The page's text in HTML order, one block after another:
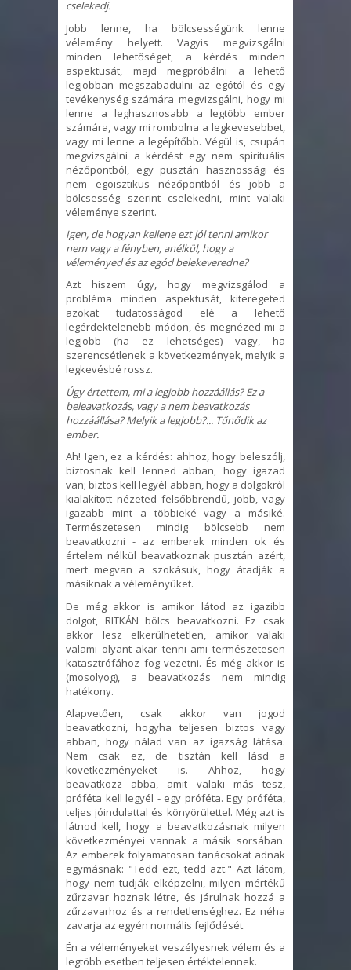
cselekedj.
Jobb lenne, ha bölcsességünk lenne
vélemény helyett. Vagyis megvizsgálni
minden lehetőséget, a kérdés minden
aspektusát, majd megpróbálni a lehető
legjobban megszabadulni az egótól és egy
tevékenység számára megvizsgálni, hogy mi
lenne a leghasznosabb a legtöbb ember
számára, vagy mi rombolna a legkevesebbet,
vagy mi lenne a legépítőbb. Végül is, csupán
megvizsgálni a kérdést egy nem spirituális
nézőpontból, egy pusztán hasznossági és
nem egoisztikus nézőpontból és jobb a
bölcsesség szerint cselekedni, mint valaki
véleménye szerint.
Igen, de hogyan kellene ezt jól tenni amikor
nem vagy a fényben, anélkül, hogy a
véleményed és az egód belekeveredne?
Azt hiszem úgy, hogy megvizsgálod a
probléma minden aspektusát, kiteregeted
azokat tudatosságod elé a lehető
legérdektelenebb módon, és megnézed mi a
legjobb (ha ez lehetséges) vagy, ha
szerencsétlenek a következmények, melyik a
legkevésbé rossz.
Úgy értettem, mi a legjobb hozzáállás? Ez a
beleavatkozás, vagy a nem beavatkozás
hozzáállása? Melyik a legjobb?... Tűnődik az
ember.
Ah! Igen, ez a kérdés: ahhoz, hogy beleszólj,
biztosnak kell lenned abban, hogy igazad
van; biztos kell legyél abban, hogy a dolgokról
kialakított nézeted felsőbbrendű, jobb, vagy
igazabb mint a többieké vagy a másiké.
Természetesen mindig bölcsebb nem
beavatkozni - az emberek minden ok és
értelem nélkül beavatkoznak pusztán azért,
mert megvan a szokásuk, hogy átadják a
másiknak a véleményüket.
De még akkor is amikor látod az igazibb
dolgot, RITKÁN bölcs beavatkozni. Ez csak
akkor lesz elkerülhetetlen, amikor valaki
valami olyant akar tenni ami természetesen
katasztrófához fog vezetni. És még akkor is
(mosolyog), a beavatkozás nem mindig
hatékony.
Alapvetően, csak akkor van jogod
beavatkozni, hogyha teljesen biztos vagy
abban, hogy nálad van az igazság látása.
Nem csak ez, de tisztán kell lásd a
következményeket is. Ahhoz, hogy
beavatkozz abba, amit valaki más tesz,
próféta kell legyél - egy próféta. Egy próféta,
teljes jóindulattal és könyörülettel. Még azt is
látnod kell, hogy a beavatkozásnak milyen
következményei vannak a másik sorsában.
Az emberek folyamatosan tanácsokat adnak
egymásnak: "Tedd ezt, tedd azt." Azt látom,
hogy nem tudják elképzelni, milyen mértékű
zűrzavar hoznak létre, és járulnak hozzá a
zűrzavarhoz és a rendetlenséghez. Ez néha
zavarja az egyén normális fejlődését.
Én a véleményeket veszélyesnek vélem és a
legtöbb esetben teljesen értéktelennek.